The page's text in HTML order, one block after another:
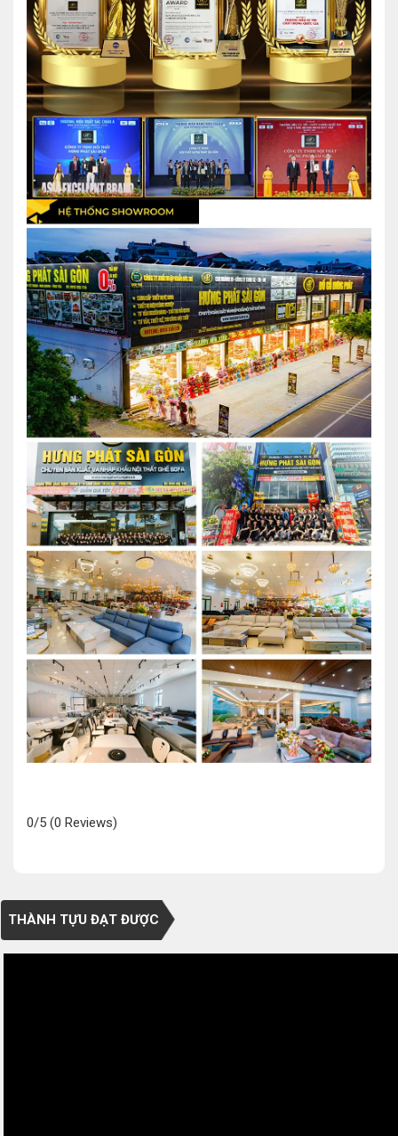
0/5 (0 Reviews)
THÀNH TỰU ĐẠT ĐƯỢC